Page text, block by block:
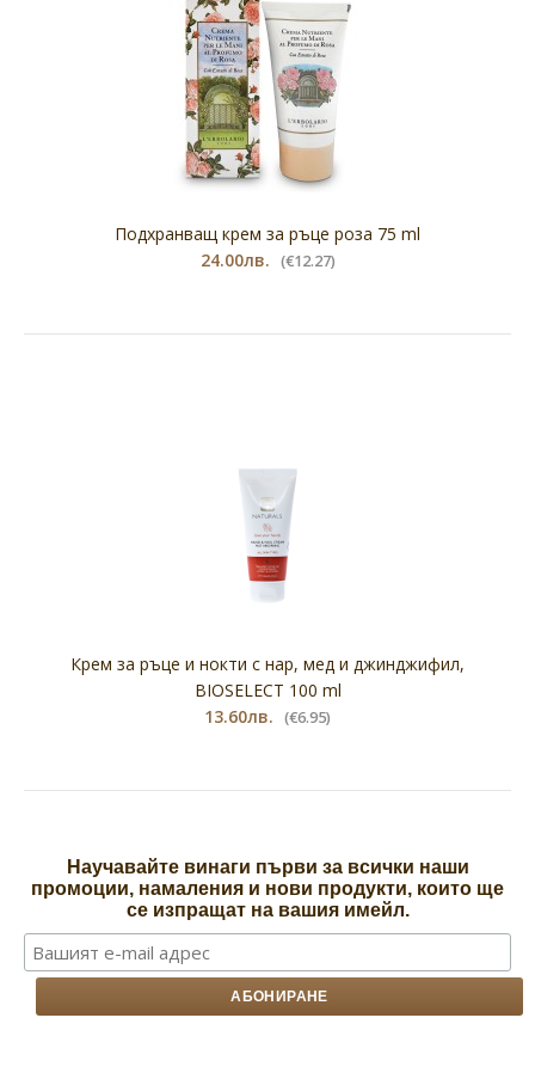
Подхранващ крем за ръце роза 75 ml
24.00лв. (€12.27)
Крем за ръце и нокти с нар, мед и джинджифил,
BIOSELECT 100 ml
13.60лв. (€6.95)
Научавайте винаги първи за всички наши
промоции, намаления и нови продукти, които ще
се изпращат на вашия имейл.